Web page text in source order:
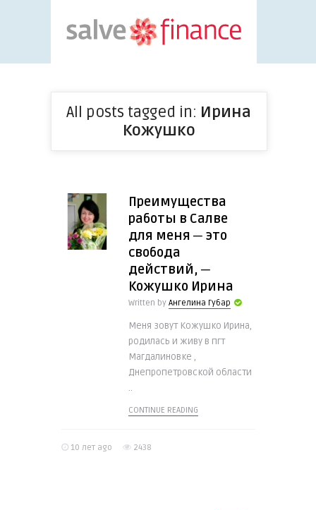
All posts tagged in: Ирина
Кожушко
Преимущества
работы в Салве
для меня ─ это
свобода
действий, ─
Кожушко Ирина
Written by Ангелина Губар
Меня зовут Кожушко Ирина,
родилась и живу в пгт
Магдалиновке ,
Днепропетровской области
..
CONTINUE READING
10 лет ago 2438